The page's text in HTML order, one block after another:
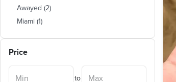
Awayed (2)
Miami (1)
Price
to